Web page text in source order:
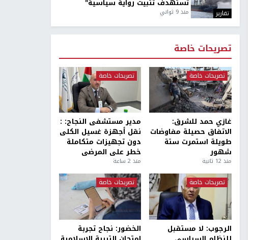
تقارير
تستهدف تثبيت رواية سياسية"
منذ 9 ثواني
تصريحات خاصة
تصريحات خاصة
غازي حمد للشرق:
الاتفاق حصيلة مفاوضات
طويلة استمرت ستة
شهور
منذ 12 ثانية
تصريحات خاصة
مدير مستشفى النجاح: :
نقل أجهزة غسيل الكلى
دون تجهيزات متكاملة
خطر على المرضى
منذ 2 ساعة
تصريحات خاصة
الرجوب: لا مستقبل
تصريحات خاصة
الخضور: نجاح تجربة